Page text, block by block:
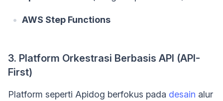
AWS Step Functions
3. Platform Orkestrasi Berbasis API (API-
First)
Platform seperti Apidog berfokus pada desain alur